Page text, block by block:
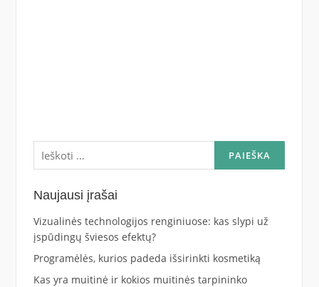
Ieškoti:
Naujausi įrašai
Vizualinės technologijos renginiuose: kas slypi už
įspūdingų šviesos efektų?
Programėlės, kurios padeda išsirinkti kosmetiką
Kas yra muitinė ir kokios muitinės tarpininko